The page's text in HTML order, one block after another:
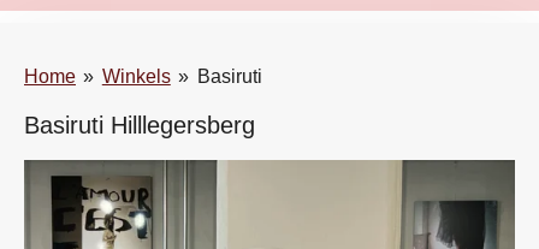
Home » Winkels » Basiruti
Basiruti Hilllegersberg